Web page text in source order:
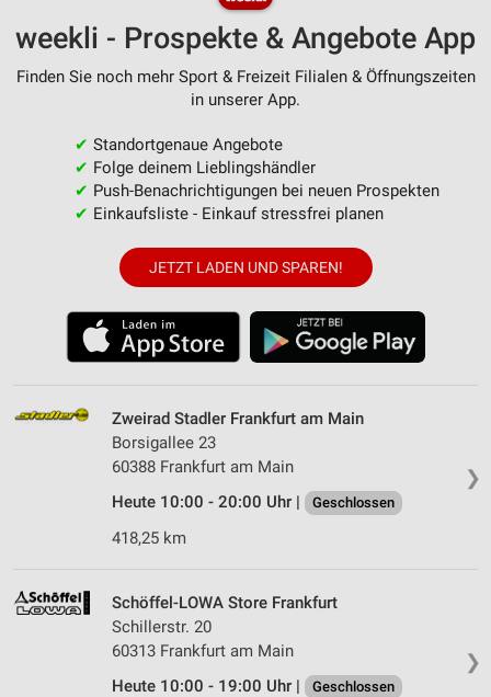
weekli - Prospekte & Angebote App
Finden Sie noch mehr Sport & Freizeit Filialen & Öffnungszeiten
in unserer App.
✔ Standortgenaue Angebote
✔ Folge deinem Lieblingshändler
✔ Push-Benachrichtigungen bei neuen Prospekten
✔ Einkaufsliste - Einkauf stressfrei planen
JETZT LADEN UND SPAREN!
❯
Zweirad Stadler Frankfurt am Main
Borsigallee 23
60388 Frankfurt am Main
Heute 10:00 - 20:00 Uhr |
Geschlossen
418,25 km
❯
Schöffel-LOWA Store Frankfurt
Schillerstr. 20
60313 Frankfurt am Main
Heute 10:00 - 19:00 Uhr |
Geschlossen